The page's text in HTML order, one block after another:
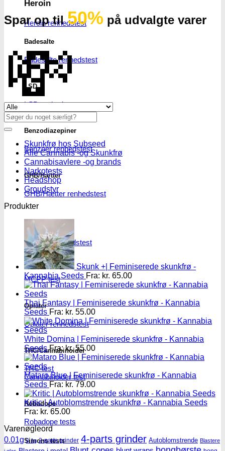
Heroin
Heroin renhedstest
Badesalte
Badesalte renhedstest
LSD
LSD renhedstest
Benzodiazepiner
Benzoer renhedstest
GHB/Hætter
GHB/Hætter renhedstest
Ketamin
Ketamin renhedstest
MCPP
MCPP test
Opiater
Opiater renhedstest
THC/Cannabinoider
THC test
Cannabinoider test
Robadope
Robadope tests
Simons tests
Spar op til50% på udvalgte varer
💸
Se alle tilbud her
Søg
efter:
Skunkfrø hos Subseed
Alle Cannabis -og Skunkfrø
Cannabisavlere -og brands
Narkotests
Headshop
Groudstyr
Produkter
Skunk +| Feminiserede skunkfrø -
Kannabia Seeds Fra: kr. 65.00
Thai Fantasy | Feminiserede skunkfrø - Kannabia
Seeds Fra: kr. 55.00
White Domina | Feminiserede skunkfrø - Kannabia
Seeds Fra:kr.55.00
Mataro Blue | Feminiserede skunkfrø - Kannabia
Seeds Fra: kr. 79.00
Kritic | Autoblomstrende skunkfrø - Kannabia Seeds
Fra: kr. 65.00
Varenøgleord
0.01g 0.1g 2-parts grinder 4-parts grinder Autoblomstrende Blastere